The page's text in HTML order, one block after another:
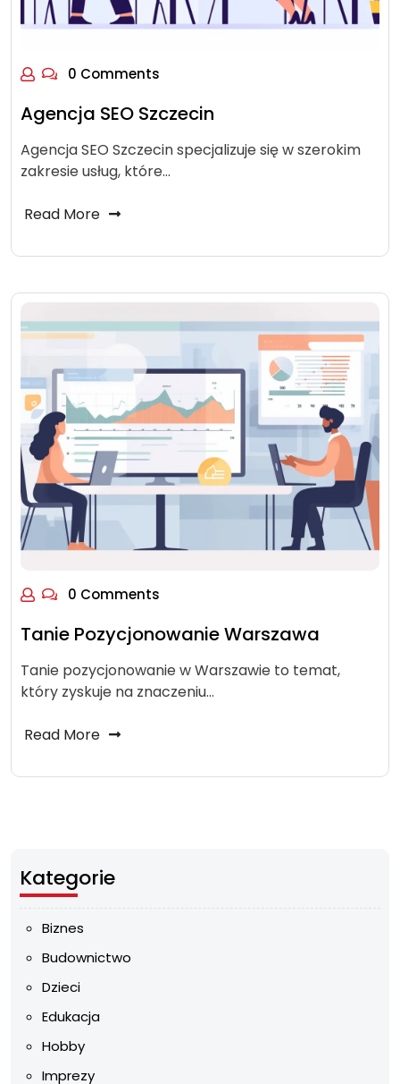
0 Comments
Agencja SEO Szczecin
Agencja SEO Szczecin specjalizuje się w szerokim
zakresie usług, które…
Read More
0 Comments
Tanie Pozycjonowanie Warszawa
Tanie pozycjonowanie w Warszawie to temat,
który zyskuje na znaczeniu…
Read More
Kategorie
Biznes
Budownictwo
Dzieci
Edukacja
Hobby
Imprezy